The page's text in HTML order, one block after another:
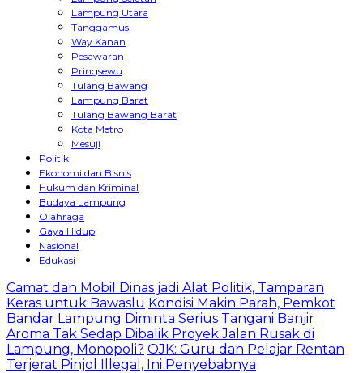
Lampung Utara
Tanggamus
Way Kanan
Pesawaran
Pringsewu
Tulang Bawang
Lampung Barat
Tulang Bawang Barat
Kota Metro
Mesuji
Politik
Ekonomi dan Bisnis
Hukum dan Kriminal
Budaya Lampung
Olahraga
Gaya Hidup
Nasional
Edukasi
Camat dan Mobil Dinas jadi Alat Politik, Tamparan
Keras untuk Bawaslu Kondisi Makin Parah, Pemkot
Bandar Lampung Diminta Serius Tangani Banjir
Aroma Tak Sedap Dibalik Proyek Jalan Rusak di
Lampung, Monopoli? OJK: Guru dan Pelajar Rentan
Terjerat Pinjol Illegal, Ini Penyebabnya